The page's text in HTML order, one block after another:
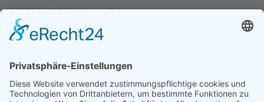
02572 9153210 für den Tennisverein
02572 6330 für die Pizzeria
E-Mail: info@tennisverein-emsdetten.de